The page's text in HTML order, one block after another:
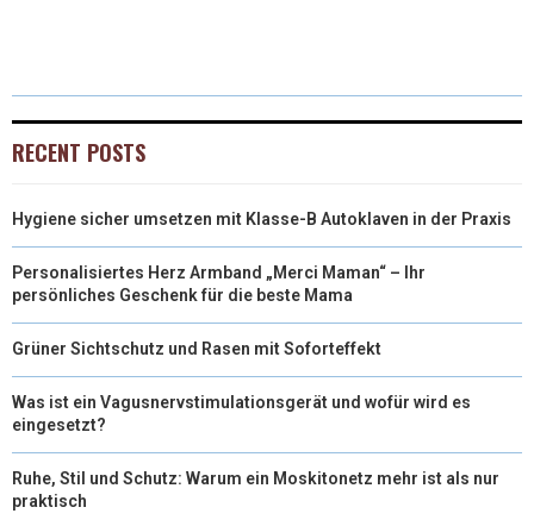
W
T
E
)
E
O
K
T
E
S
K
I
N
I
RECENT POSTS
Hygiene sicher umsetzen mit Klasse-B Autoklaven in der Praxis
Personalisiertes Herz Armband „Merci Maman“ – Ihr
persönliches Geschenk für die beste Mama
Grüner Sichtschutz und Rasen mit Soforteffekt
Was ist ein Vagusnervstimulationsgerät und wofür wird es
eingesetzt?
Ruhe, Stil und Schutz: Warum ein Moskitonetz mehr ist als nur
praktisch